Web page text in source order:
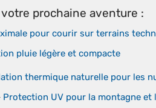
prochaine aventure :
pour courir sur terrains
pluie légère et compacte
thermique naturelle pour les
Protection UV pour la montagne et